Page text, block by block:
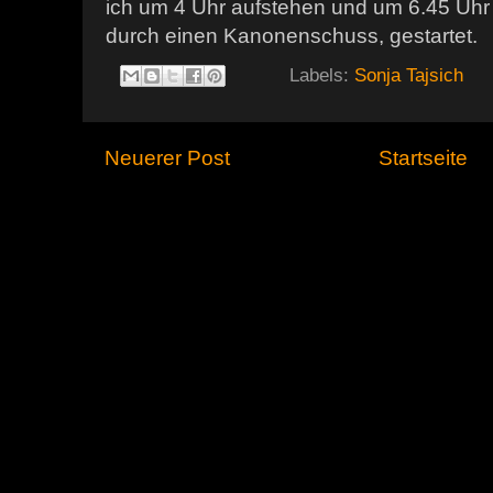
ich um 4 Uhr aufstehen und um 6.45
durch einen Kanonenschuss, gestartet.
Labels: Sonja Tajsich
Neuerer Post Startseite